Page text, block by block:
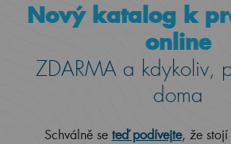
Nový katalog k
online
ZDARMA a kdykoliv,
doma
Schválně se teď podívejte, že